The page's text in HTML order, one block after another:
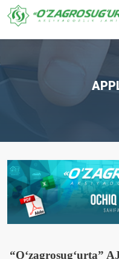
“O‘zagrosug‘urta”